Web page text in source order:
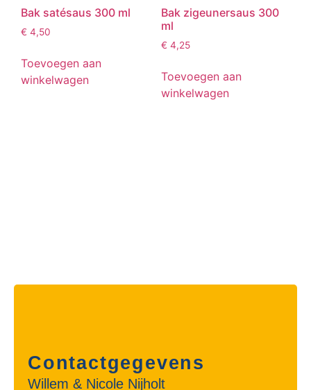
Bak satésaus 300 ml
€ 4,50
Toevoegen aan
winkelwagen
Bak zigeunersaus 300
ml
€ 4,25
Toevoegen aan
winkelwagen
Contactgegevens
Willem & Nicole Nijholt